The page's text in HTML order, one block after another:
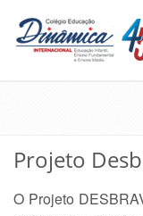
Projeto
O Projeto